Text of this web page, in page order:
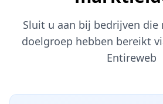
Sluit u aan bij bedrijven die
doelgroep hebben bereikt
Entireweb